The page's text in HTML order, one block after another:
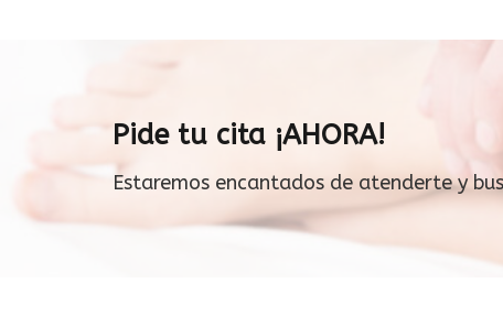
Pide tu cita ¡AHORA!
Estaremos encantados de atenderte y